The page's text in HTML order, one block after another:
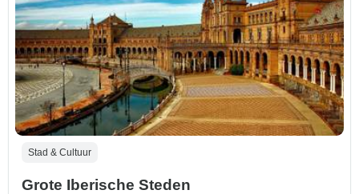
Stad & Cultuur
Grote Iberische Steden